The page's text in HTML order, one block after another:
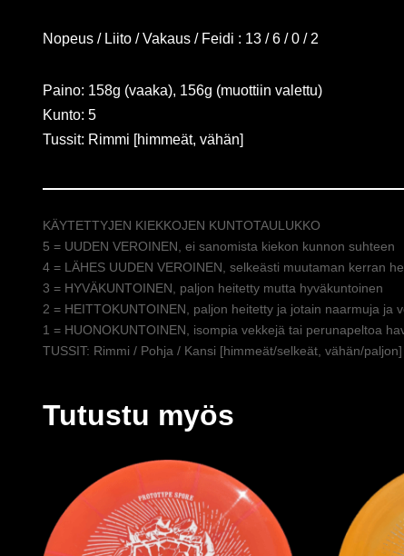
Nopeus / Liito / Vakaus / Feidi : 13 / 6 / 0 / 2
Paino: 158g (vaaka), 156g (muottiin valettu)
Kunto: 5
Tussit: Rimmi [himmeät, vähän]
KÄYTETTYJEN KIEKKOJEN KUNTOTAULUKKO
5 = UUDEN VEROINEN, ei sanomista kiekon kunnon suhteen
4 = LÄHES UUDEN VEROINEN, selkeästi muutaman kerran
3 = HYVÄKUNTOINEN, paljon heitetty mutta hyväkuntoinen
2 = HEITTOKUNTOINEN, paljon heitetty ja jotain naarmuja ja
1 = HUONOKUNTOINEN, isompia vekkejä tai perunapeltoa
TUSSIT: Rimmi / Pohja / Kansi [himmeät/selkeät, vähän/paljon]
Tutustu myös